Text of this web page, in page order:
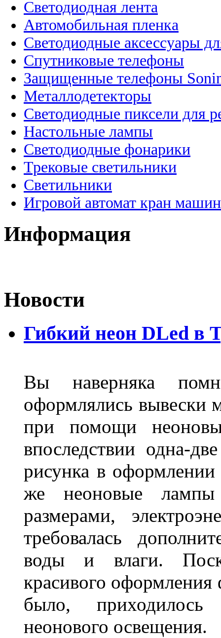
Светодиодная лента
Автомобильная пленка
Светодиодные аксессуары
Спутниковые телефоны
Защищенные телефоны
Металлодетекторы
Светодиодные пиксели для
Настольные лампы
Светодиодные фонарики
Трековые светильники
Светильники
Игровой автомат кран
Информация
Новости
Гибкий неон DLed в
Вы наверняка
оформлялись вывески
при помощи
впоследствии одна-
рисунка в оформлении
же неоновые лампы
размерами,
требовалась
воды и влаги.
красивого
было,
неонового